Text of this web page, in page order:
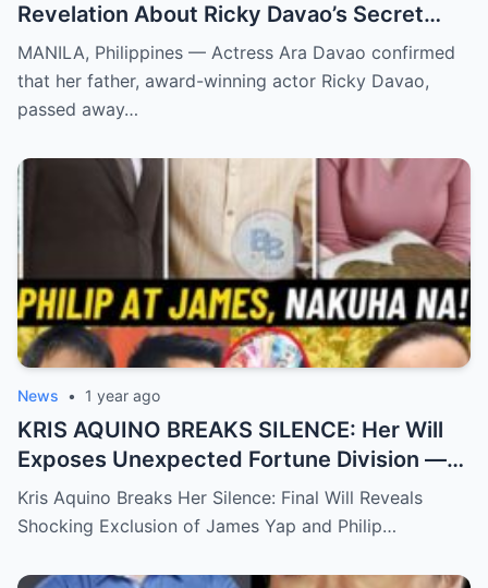
Revelation About Ricky Davao’s Secret
Illness Before Death Leaves Everyone
Speechless
MANILA, Philippines — Actress Ara Davao confirmed
that her father, award-winning actor Ricky Davao,
passed away…
News • 1 year ago
KRIS AQUINO BREAKS SILENCE: Her Will
Exposes Unexpected Fortune Division —
What She Left for Ex-Lovers James Yap
and Philip Salvador Leaves the Public
Kris Aquino Breaks Her Silence: Final Will Reveals
Shocking Exclusion of James Yap and Philip…